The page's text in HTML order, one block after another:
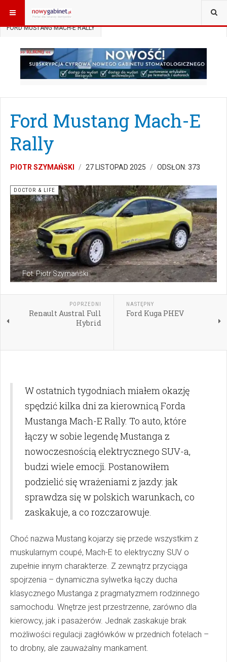
JESTEŚ TUTAJ: START
FORD MUSTANG MACH-E RALLY
Ford Mustang Mach-E
Rally
PIOTR SZYMAŃSKI 27 LISTOPAD 2025 ODSŁON: 373
Fot. Piotr Szymański
DOCTOR & LIFE
POPRZEDNI
Renault Austral Full
Hybrid
NASTĘPNY
Ford Kuga PHEV
W ostatnich tygodniach miałem okazję
spędzić kilka dni za kierownicą Forda
Mustanga Mach-E Rally. To auto, które
łączy w sobie legendę Mustanga z
nowoczesnością elektrycznego SUV-a,
budzi wiele emocji. Postanowiłem
podzielić się wrażeniami z jazdy: jak
sprawdza się w polskich warunkach, co
zaskakuje, a co rozczarowuje.
Choć nazwa Mustang kojarzy się przede wszystkim z
muskularnym coupé, Mach-E to elektryczny SUV o
zupełnie innym charakterze. Z zewnątrz przyciąga
spojrzenia – dynamiczna sylwetka łączy ducha
klasycznego Mustanga z pragmatyzmem rodzinnego
samochodu. Wnętrze jest przestrzenne, zarówno dla
kierowcy, jak i pasażerów. Jednak zaskakuje brak
możliwości regulacji zagłówków w przednich fotelach –
to drobny, ale zauważalny mankament.